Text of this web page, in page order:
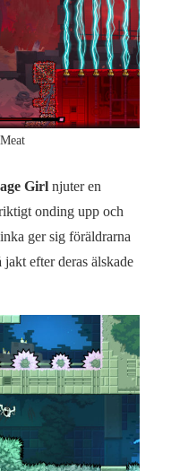
Girl njuter en
onding upp och
ger sig föräldrarna
efter deras älskade